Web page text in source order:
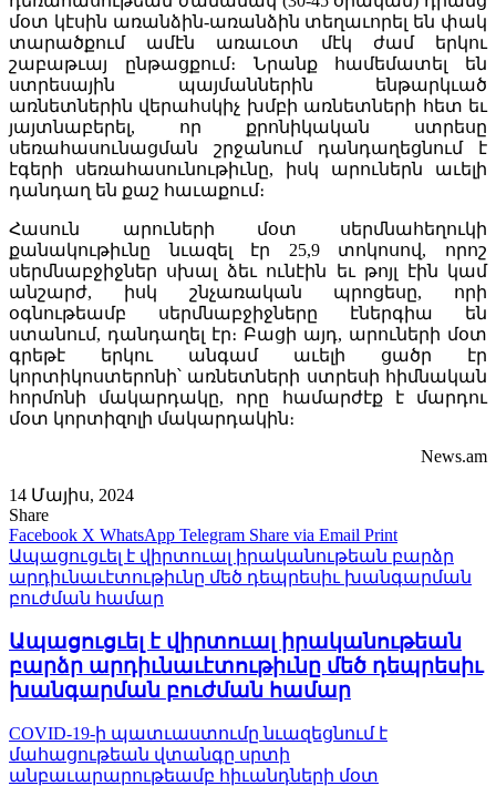
մօտ կէսին առանձին-առանձին տեղաւորել են փակ
տարածքում ամէն առաւօտ մէկ ժամ երկու
շաբաթւայ ընթացքում։ Նրանք համեմատել են
ստրեսային պայմաններին ենթարկւած
առնետներին վերահսկիչ խմբի առնետների հետ եւ
յայտնաբերել, որ քրոնիկական ստրեսը
սեռահասունացման շրջանում դանդաղեցնում է
էգերի սեռահասունութիւնը, իսկ արուներն աւելի
դանդաղ են քաշ հաւաքում։
Հասուն արուների մօտ սերմնահեղուկի
քանակութիւնը նւազել էր 25,9 տոկոսով, որոշ
սերմնաբջիջներ սխալ ձեւ ունէին եւ թոյլ էին կամ
անշարժ, իսկ շնչառական պրոցեսը, որի
օգնութեամբ սերմնաբջիջները էներգիա են
ստանում, դանդաղել էր։ Բացի այդ, արուների մօտ
գրեթէ երկու անգամ աւելի ցածր էր
կորտիկոստերոնի՝ առնետների ստրեսի հիմնական
հորմոնի մակարդակը, որը համարժէք է մարդու
մօտ կորտիզոլի մակարդակին։
News.am
14 Մայիս, 2024
Share
Facebook X WhatsApp Telegram Share via Email Print
Ապացուցւել է վիրտուալ իրականութեան բարձր
արդիւնաւէտութիւնը մեծ դեպրեսիւ խանգարման
բուժման համար
Ապացուցւել է վիրտուալ իրականութեան
բարձր արդիւնաւէտութիւնը մեծ դեպրեսիւ
խանգարման բուժման համար
COVID-19-ի պատւաստումը նւազեցնում է
մահացութեան վտանգը սրտի
անբաւարարութեամբ հիւանդների մօտ